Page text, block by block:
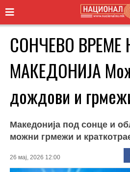
СОНЧЕВО ВРЕМЕ
МАКЕДОНИЈА
дождови и
Македонија под сонце и
можни грмежи и
26 мај, 2026 12:00